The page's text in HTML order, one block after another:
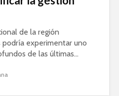
de la región
experimentar uno
de las últimas...